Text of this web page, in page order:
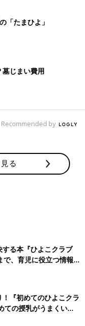
「たまひよ」
じまい費用
Recommended by
る
る本『ひよこクラブ
、育児に役立つ情報が
『初めてのひよこクラ
ての授乳がうまくい
夏のトラブル 解決テ